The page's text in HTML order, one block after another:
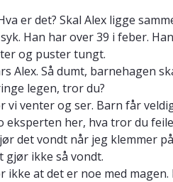
er det? Skal Alex ligge
Han har over 39 i feber.
og puster tungt.
Alex. Så dumt, barnehagen
legen, tror du?
vi venter og ser. Barn får
eksperten her, hva tror du
det vondt når jeg klemmer
gjør ikke så vondt.
ikke at det er noe med